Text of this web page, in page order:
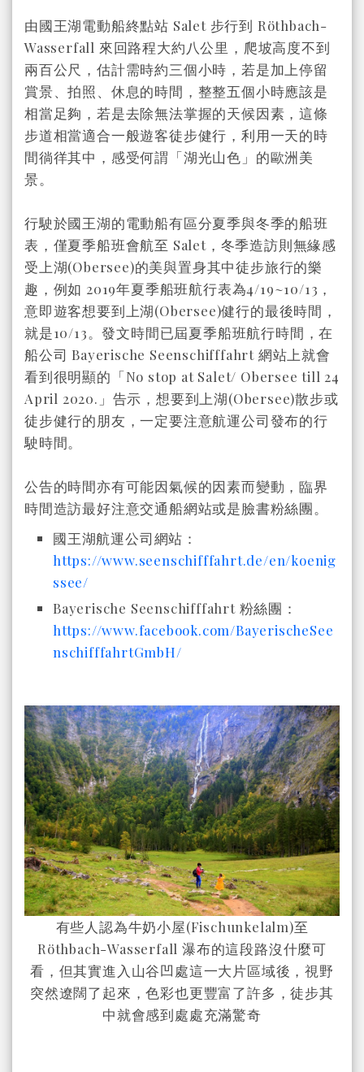
由國王湖電動船終點站 Salet 步行到 Röthbach-
Wasserfall 來回路程大約八公里，爬坡高度不到
兩百公尺，估計需時約三個小時，若是加上停留
賞景、拍照、休息的時間，整整五個小時應該是
相當足夠，若是去除無法掌握的天候因素，這條
步道相當適合一般遊客徒步健行，利用一天的時
間徜徉其中，感受何謂「湖光山色」的歐洲美
景。
行駛於國王湖的電動船有區分夏季與冬季的船班
表，僅夏季船班會航至 Salet，冬季造訪則無緣感
受上湖(Obersee)的美與置身其中徒步旅行的樂
趣，例如 2019年夏季船班航行表為4/19~10/13，
意即遊客想要到上湖(Obersee)健行的最後時間，
就是10/13。發文時間已屆夏季船班航行時間，在
船公司 Bayerische Seenschifffahrt 網站上就會
看到很明顯的「No stop at Salet/ Obersee till 24
April 2020.」告示，想要到上湖(Obersee)散步或
徒步健行的朋友，一定要注意航運公司發布的行
駛時間。
公告的時間亦有可能因氣候的因素而變動，臨界
時間造訪最好注意交通船網站或是臉書粉絲團。
國王湖航運公司網站：
https://www.seenschifffahrt.de/en/koenig
ssee/
Bayerische Seenschifffahrt 粉絲團：
https://www.facebook.com/BayerischeSee
nschifffahrtGmbH/
有些人認為牛奶小屋(Fischunkelalm)至
Röthbach-Wasserfall 瀑布的這段路沒什麼可
看，但其實進入山谷凹處這一大片區域後，視野
突然遼闊了起來，色彩也更豐富了許多，徒步其
中就會感到處處充滿驚奇